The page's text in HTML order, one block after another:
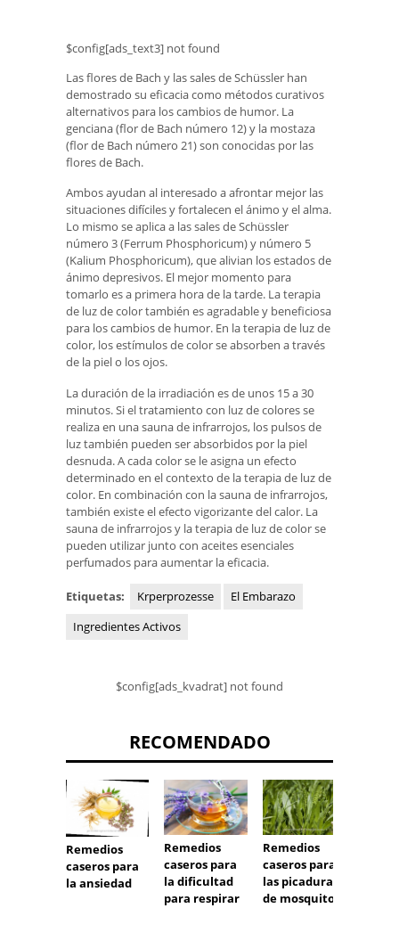
$config[ads_text3] not found
Las flores de Bach y las sales de Schüssler han
demostrado su eficacia como métodos curativos
alternativos para los cambios de humor. La
genciana (flor de Bach número 12) y la mostaza
(flor de Bach número 21) son conocidas por las
flores de Bach.
Ambos ayudan al interesado a afrontar mejor las
situaciones difíciles y fortalecen el ánimo y el alma.
Lo mismo se aplica a las sales de Schüssler
número 3 (Ferrum Phosphoricum) y número 5
(Kalium Phosphoricum), que alivian los estados de
ánimo depresivos. El mejor momento para
tomarlo es a primera hora de la tarde. La terapia
de luz de color también es agradable y beneficiosa
para los cambios de humor. En la terapia de luz de
color, los estímulos de color se absorben a través
de la piel o los ojos.
La duración de la irradiación es de unos 15 a 30
minutos. Si el tratamiento con luz de colores se
realiza en una sauna de infrarrojos, los pulsos de
luz también pueden ser absorbidos por la piel
desnuda. A cada color se le asigna un efecto
determinado en el contexto de la terapia de luz de
color. En combinación con la sauna de infrarrojos,
también existe el efecto vigorizante del calor. La
sauna de infrarrojos y la terapia de luz de color se
pueden utilizar junto con aceites esenciales
perfumados para aumentar la eficacia.
Etiquetas: Krperprozesse
El Embarazo
Ingredientes Activos
$config[ads_kvadrat] not found
RECOMENDADO
Remedios
caseros para
la ansiedad
Remedios
caseros para
la dificultad
para respirar
Remedios
caseros para
las picaduras
de mosquitos